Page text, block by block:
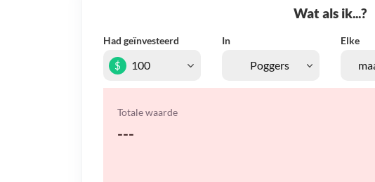
Wat als ik...?
Had geïnvesteerd In Elke
$
Totale waarde
---